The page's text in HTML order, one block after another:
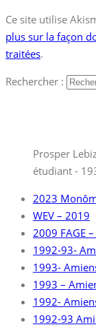
Ce site utilise
plus sur la façon
traitées.
Rechercher :
Prosper
étudiant -
2023
WEV – 2019
2009 FAGE
1992-93-
1993-
1993 –
1992-
1992-93